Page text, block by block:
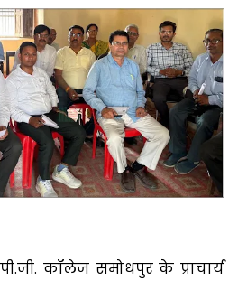
कॉलेज समोधपुर के प्राचार्य